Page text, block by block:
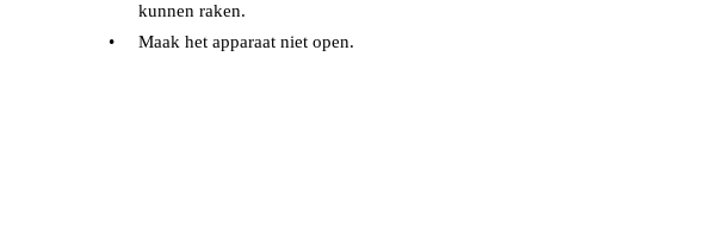
kunnen raken.
•
Maak het apparaat niet open.